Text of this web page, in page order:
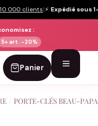
000 clients|⚡ Expédié sous
:
5+ art. -20%
Panier
PORTE-CLÉS BEAU-PAPA